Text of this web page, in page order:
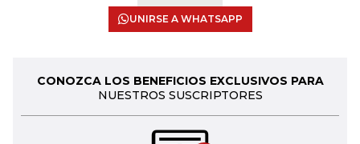
UNIRSE A WHATSAPP
CONOZCA LOS BENEFICIOS EXCLUSIVOS PARA
NUESTROS SUSCRIPTORES